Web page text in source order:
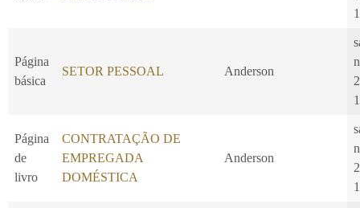
Página
básica
SETOR PESSOAL Anderson
Página
de
livro
CONTRATAÇÃO DE
EMPREGADA
DOMÉSTICA
Anderson